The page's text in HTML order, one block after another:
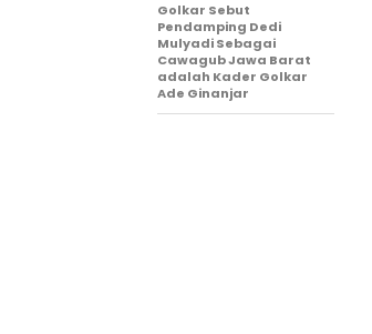
Golkar Sebut
Pendamping Dedi
Mulyadi Sebagai
Cawagub Jawa Barat
adalah Kader Golkar
Ade Ginanjar